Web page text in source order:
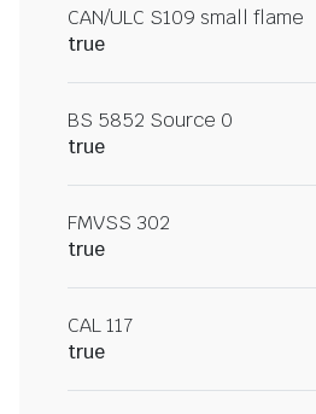
CAN/ULC S109 small flame
true
BS 5852 Source 0
true
FMVSS 302
true
CAL 117
true